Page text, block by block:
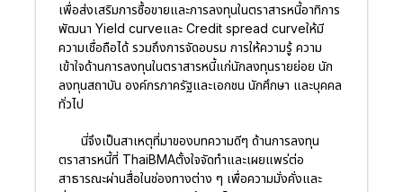
เพื่อส่งเสริมการซื้อขายและการลงทุนในตราสารหนี้อาทิการ
พัฒนา Yield curveและ Credit spread curveให้มี
ความเชื่อถือได้ รวมถึงการจัดอบรม การให้ความรู้ ความ
เข้าใจด้านการลงทุนในตราสารหนี้แก่นักลงทุนรายย่อย นัก
ลงทุนสถาบัน องค์กรภาครัฐและเอกชน นักศึกษา และบุคคล
ทั่วไป
นี่จึงเป็นสาเหตุที่มาของบทความดีๆ ด้านการลงทุน
ตราสารหนี้ที่ ThaiBMAตั้งใจจัดทำและเผยแพร่ต่อ
สาธารณะผ่านสื่อในช่องทางต่าง ๆ เพื่อความมั่งคั่งและ